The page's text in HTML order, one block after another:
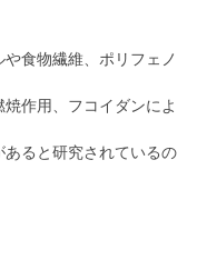
食物繊維、ポリフェノ
作用、フコイダンによ
ると研究されているの